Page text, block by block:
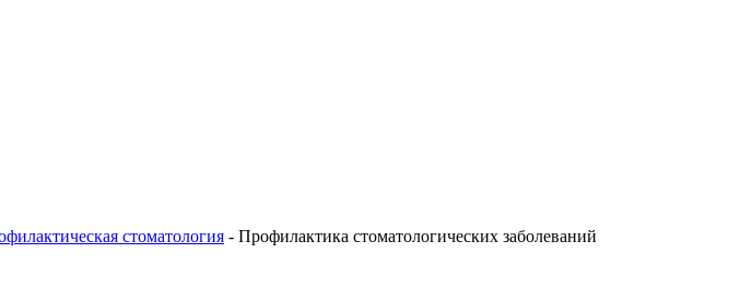
стоматология - Профилактика стоматологических заболеваний